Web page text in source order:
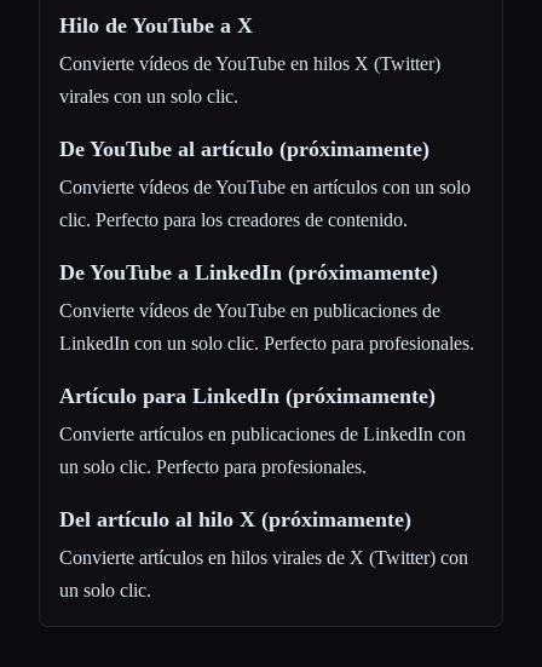
Hilo de YouTube a X
Convierte vídeos de YouTube en hilos X (Twitter)
virales con un solo clic.
De YouTube al artículo (próximamente)
Convierte vídeos de YouTube en artículos con un solo
clic. Perfecto para los creadores de contenido.
De YouTube a LinkedIn (próximamente)
Convierte vídeos de YouTube en publicaciones de
LinkedIn con un solo clic. Perfecto para profesionales.
Artículo para LinkedIn (próximamente)
Convierte artículos en publicaciones de LinkedIn con
un solo clic. Perfecto para profesionales.
Del artículo al hilo X (próximamente)
Convierte artículos en hilos virales de X (Twitter) con
un solo clic.